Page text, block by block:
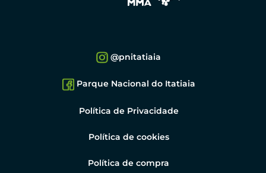
@pnitatiaia
Parque Nacional do Itatiaia
Política de Privacidade
Política de cookies
Política de compra